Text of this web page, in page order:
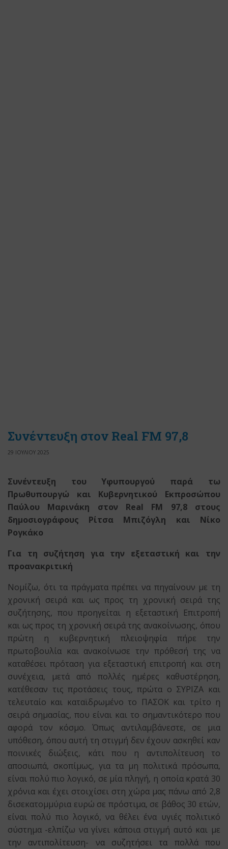
Συνέντευξη στον Real FM 97,8
29 ΙΟΥΛΙΟΥ 2025
Συνέντευξη του Υφυπουργού παρά τω
Πρωθυπουργώ και Κυβερνητικού Εκπροσώπου
Παύλου Μαρινάκη στον Real FM 97,8 στους
δημοσιογράφους Ρίτσα Μπιζόγλη και Νίκο
Ρογκάκο
Για τη συζήτηση για την εξεταστική και την
προανακριτική
Νομίζω, ότι τα πράγματα πρέπει να πηγαίνουν με τη
χρονική σειρά και ως προς τη χρονική σειρά της
συζήτησης, που προηγείται η εξεταστική Επιτροπή
και ως προς τη χρονική σειρά της ανακοίνωσης, όπου
πρώτη η κυβερνητική πλειοψηφία πήρε την
πρωτοβουλία και ανακοίνωσε την πρόθεσή της να
καταθέσει πρόταση για εξεταστική επιτροπή και στη
συνέχεια, μετά από πολλές ημέρες καθυστέρηση,
κατέθεσαν τις προτάσεις τους, πρώτα ο ΣΥΡΙΖΑ και
τελευταίο και καταϊδρωμένο το ΠΑΣΟΚ και τρίτο η
σειρά σημασίας, που είναι και το σημαντικότερο που
αφορά τον κόσμο. Όπως αντιλαμβάνεστε, σε μια
υπόθεση, όπου αυτή τη στιγμή δεν έχουν ασκηθεί καν
ποινικές διώξεις, κάτι που η αντιπολίτευση το
αποσιωπά, σκοπίμως, για τα μη πολιτικά πρόσωπα,
είναι πολύ πιο λογικό, σε μία πληγή, η οποία κρατά 30
χρόνια και έχει στοιχίσει στη χώρα μας πάνω από 2,8
δισεκατομμύρια ευρώ σε πρόστιμα, σε βάθος 30 ετών,
είναι πολύ πιο λογικό, να θέλει ένα υγιές πολιτικό
σύστημα -ελπίζω να γίνει κάποια στιγμή αυτό και με
την αντιπολίτευση- να συζητήσει τα πολλά που